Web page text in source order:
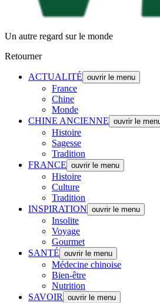
Un autre regard sur le monde
Retourner
ACTUALITÉ ouvrir le menu
France
Chine
Monde
CHINE ANCIENNE ouvrir le
Histoire
Sagesse
Tradition
FRANCE ouvrir le menu
Histoire
Culture
Tradition
INSPIRATION ouvrir le menu
Insolite
Voyage
Gourmet
SANTÉ ouvrir le menu
Médecine chinoise
Bien-être
Nutrition
SAVOIR
ouvrir le menu